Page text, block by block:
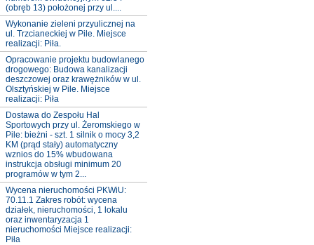
(obręb 13) położonej przy ul....
Wykonanie zieleni przyulicznej na
ul. Trzcianeckiej w Pile. Miejsce
realizacji: Piła.
Opracowanie projektu budowlanego
drogowego: Budowa kanalizacji
deszczowej oraz krawężników w ul.
Olsztyńskiej w Pile. Miejsce
realizacji: Piła
Dostawa do Zespołu Hal
Sportowych przy ul. Żeromskiego w
Pile: bieżni - szt. 1 silnik o mocy 3,2
KM (prąd stały) automatyczny
wznios do 15% wbudowana
instrukcja obsługi minimum 20
programów w tym 2...
Wycena nieruchomości PKWiU:
70.11.1 Zakres robót: wycena
działek, nieruchomości, 1 lokalu
oraz inwentaryzacja 1
nieruchomości Miejsce realizacji:
Piła